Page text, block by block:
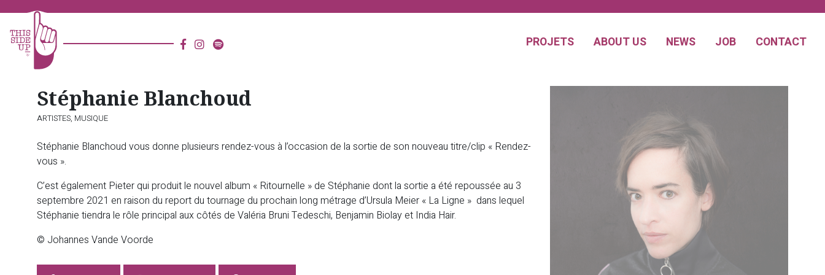
PROJETS ABOUT US NEWS JOB CONTACT
Stéphanie Blanchoud
ARTISTES, MUSIQUE
Stéphanie Blanchoud vous donne plusieurs rendez-vous à l’occasion de la sortie de son nouveau titre/clip « Rendez-
vous ».
C’est également Pieter qui produit le nouvel album « Ritournelle » de Stéphanie dont la sortie a été repoussée au 3
septembre 2021 en raison du report du tournage du prochain long métrage d’Ursula Meier « La Ligne » dans lequel
Stéphanie tiendra le rôle principal aux côtés de Valéria Bruni Tedeschi, Benjamin Biolay et India Hair.
© Johannes Vande Voorde